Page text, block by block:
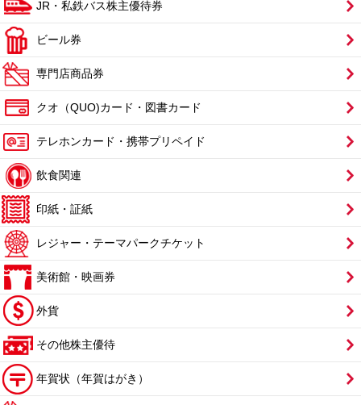
JR・私鉄バス株主優待券
ビール券
専門店商品券
クオ（QUO)カード・図書カード
テレホンカード・携帯プリペイド
飲食関連
印紙・証紙
レジャー・テーマパークチケット
美術館・映画券
外貨
その他株主優待
年賀状（年賀はがき）